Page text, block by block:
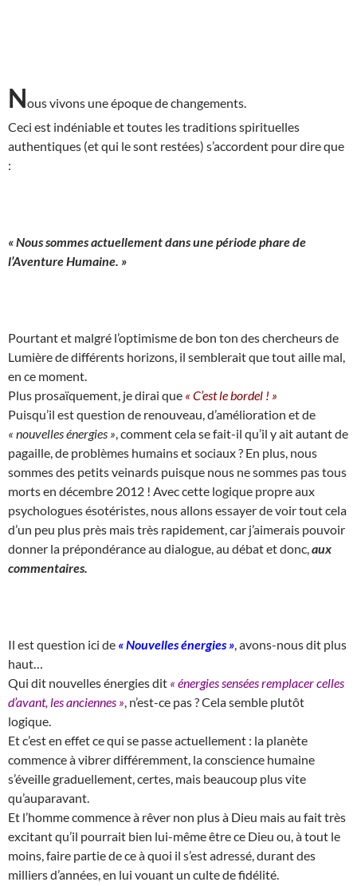
Nous vivons une époque de changements.
Ceci est indéniable et toutes les traditions spirituelles
authentiques (et qui le sont restées) s’accordent pour dire que
:
« Nous sommes actuellement dans une période phare de
l’Aventure Humaine. »
Pourtant et malgré l’optimisme de bon ton des chercheurs de
Lumière de différents horizons, il semblerait que tout aille mal,
en ce moment.
Plus prosaïquement, je dirai que « C’est le bordel ! »
Puisqu’il est question de renouveau, d’amélioration et de
« nouvelles énergies » , comment cela se fait-il qu’il y ait autant de
pagaille, de problèmes humains et sociaux ? En plus, nous
sommes des petits veinards puisque nous ne sommes pas tous
morts en décembre 2012 ! Avec cette logique propre aux
psychologues ésotéristes, nous allons essayer de voir tout cela
d’un peu plus près mais très rapidement, car j’aimerais pouvoir
donner la prépondérance au dialogue, au débat et donc, aux
commentaires.
Il est question ici de « Nouvelles énergies » , avons-nous dit plus
haut…
Qui dit nouvelles énergies dit « énergies sensées remplacer celles
d’avant, les anciennes » , n’est-ce pas ? Cela semble plutôt
logique.
Et c’est en effet ce qui se passe actuellement : la planète
commence à vibrer différemment, la conscience humaine
s’éveille graduellement, certes, mais beaucoup plus vite
qu’auparavant.
Et l’homme commence à rêver non plus à Dieu mais au fait très
excitant qu’il pourrait bien lui-même être ce Dieu ou, à tout le
moins, faire partie de ce à quoi il s’est adressé, durant des
milliers d’années, en lui vouant un culte de fidélité.